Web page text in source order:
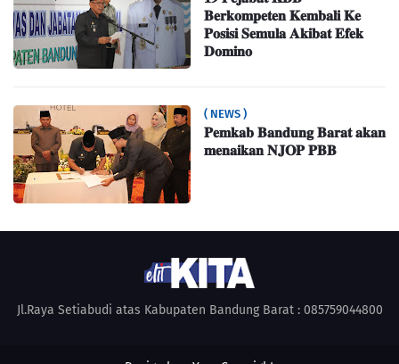
𝐁𝐞𝐫𝐤𝐨𝐦𝐩𝐞𝐭𝐞𝐧 𝐊𝐞𝐦𝐛𝐚𝐥𝐢 𝐊𝐞
𝐏𝐨𝐬𝐢𝐬𝐢 𝐒𝐞𝐦𝐮𝐥𝐚 𝐀𝐤𝐢𝐛𝐚𝐭 𝐄𝐟𝐞𝐤
𝐃𝐨𝐦𝐢𝐧𝐨
( NEWS )
𝐏𝐞𝐦𝐤𝐚𝐛 𝐁𝐚𝐧𝐝𝐮𝐧𝐠 𝐁𝐚𝐫𝐚𝐭 𝐚𝐤𝐚𝐧
𝐦𝐞𝐧𝐚𝐢𝐤𝐚𝐧 𝐍𝐉𝐎𝐏 𝐏𝐁𝐁
Jl.Raya Setiabudi atas Kabupaten Bandung Barat : 085759044800